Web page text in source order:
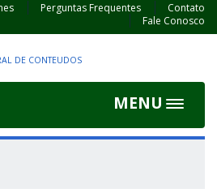
Perguntas Frequentes
Contato
Fale Conosco
DE CONTEUDOS
MENU
Toggle